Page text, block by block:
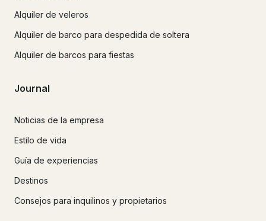
Alquiler de veleros
Alquiler de barco para despedida de soltera
Alquiler de barcos para fiestas
Journal
Noticias de la empresa
Estilo de vida
Guía de experiencias
Destinos
Consejos para inquilinos y propietarios